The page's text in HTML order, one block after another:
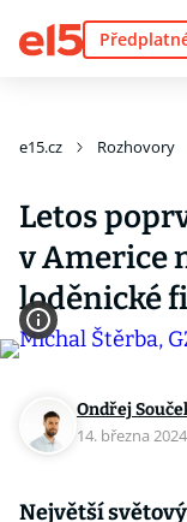
e15.cz Rozhovory
Letos
v Americe
loděnické
Ondřej
14. března 2024
Největší